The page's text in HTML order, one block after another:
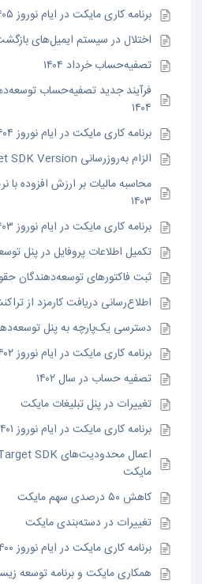
برنامه کاری مایکت در ایام نوروز ۱۴۰۵
اختلال در سیستم ایمیل‌های
تصفیه‌حساب خرداد ۱۴۰۴
فرآیند جدید تصفیه‌حساب
۱۴۰۴
برنامه کاری مایکت در ایام نوروز ۱۴۰۴
الزام به‌روزرسانی Target SDK Version به رقم ۳۲
۱۴۰۳
برنامه کاری مایکت در ایام نوروز ۱۴۰۳
تکمیل اطلاعات پروفایل در پنل
ثبت فاکتورهای توسعه‌دهندگان
اطلاع‌رسانی دریافت کارمزد از
دسترسی یک‌پارچه به پنل
برنامه کاری مایکت در ایام نوروز ۱۴۰۲
تصفیه حساب در سال ۱۴۰۲
تغییرات در پنل تبلیغات مایکت
برنامه کاری مایکت در ایام نوروز ۱۴۰۱
مایکت
کاهش ۵۰ درصدی سهم مایکت
تغییرات در دسته‌بندی مایکت
برنامه کاری مایکت در ایام نوروز ۱۴۰۰
همکاری مایکت و برنامه توسعه